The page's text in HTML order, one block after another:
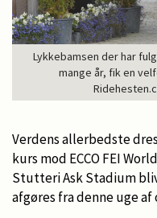
Lykkebamsen der har
mange år, fik en
Verdens allerbedste
kurs mod ECCO FEI
Stutteri Ask Stadium
afgøres fra denne uge